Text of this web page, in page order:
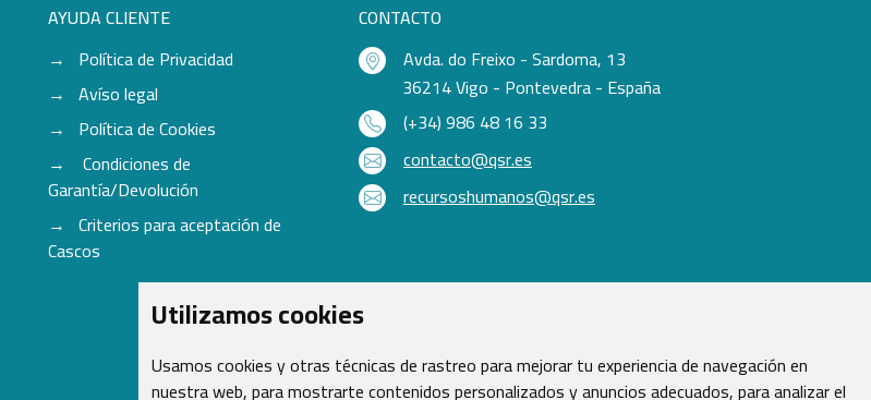
Utilizamos cookies
Usamos cookies y otras técnicas de rastreo para mejorar tu experiencia de navegación en
nuestra web, para mostrarte contenidos personalizados y anuncios adecuados, para analizar el
AYUDA CLIENTE
Política de Privacidad
Avíso legal
Política de Cookies
Condiciones de
Garantía/Devolución
Criterios para aceptación de
Cascos
CONTACTO
Avda. do Freixo - Sardoma, 13
36214 Vigo - Pontevedra - España
(+34) 986 48 16 33
contacto@qsr.es
recursoshumanos@qsr.es